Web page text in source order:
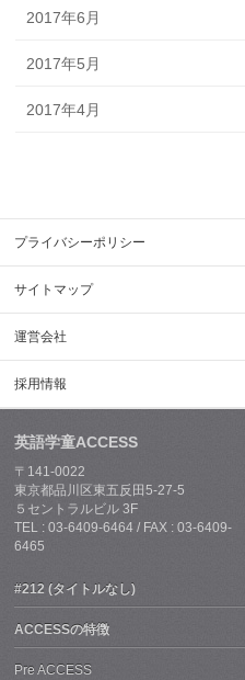
2017年6月
2017年5月
2017年4月
プライバシーポリシー
サイトマップ
運営会社
採用情報
英語学童ACCESS
〒141-0022
東京都品川区東五反田5-27-5
５セントラルビル 3F
TEL : 03-6409-6464 / FAX : 03-6409-
6465
#212 (タイトルなし)
ACCESSの特徴
Pre ACCESS